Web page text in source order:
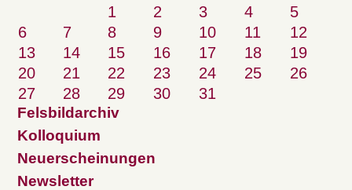
1 2 3 4
5
6
7 8 9 10 11
12
13
14 15 16 17 18
19
20
21 22 23 24 25
26
27
28 29 30 31
Felsbildarchiv
Kolloquium
Neuerscheinungen
Newsletter